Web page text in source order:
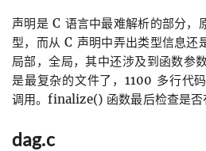
声明是 C 语言中最难解析的部分，
型，而从 C 声明中弄出类型信息还
局部，全局，其中还涉及到函数参
是最复杂的文件了，1100 多行代
调用。finalize() 函数最后检查是否
dag.c